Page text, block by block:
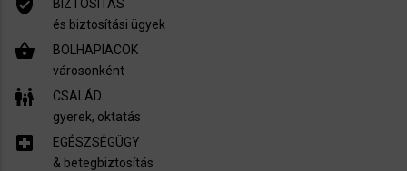
BIZTOSÍTÁS
és biztosítási ügyek
shopping_basket
BOLHAPIACOK
városonként
family_restroom
CSALÁD
gyerek, oktatás
local_hospital
EGÉSZSÉGÜGY
​& betegbiztosítás